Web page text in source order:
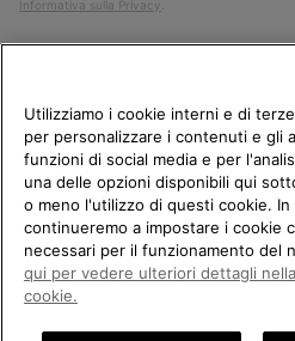
Informativa sulla Privacy
Italia
©2026Columbia Sportswear Company.
Petit-Lancy Switzerland. Tutti i diritti
Politica sulla privacy Termini di utilizzo
BENVENUTO/
SELEZIONA IL
Utilizziamo i cookie interni e di
per personalizzare i contenuti e gli
funzioni di social media e per
una delle opzioni disponibili qui
o meno l'utilizzo di questi cookie.
continueremo a impostare i cookie
necessari per il funzionamento del
qui per vedere ulteriori dettagli
cookie.